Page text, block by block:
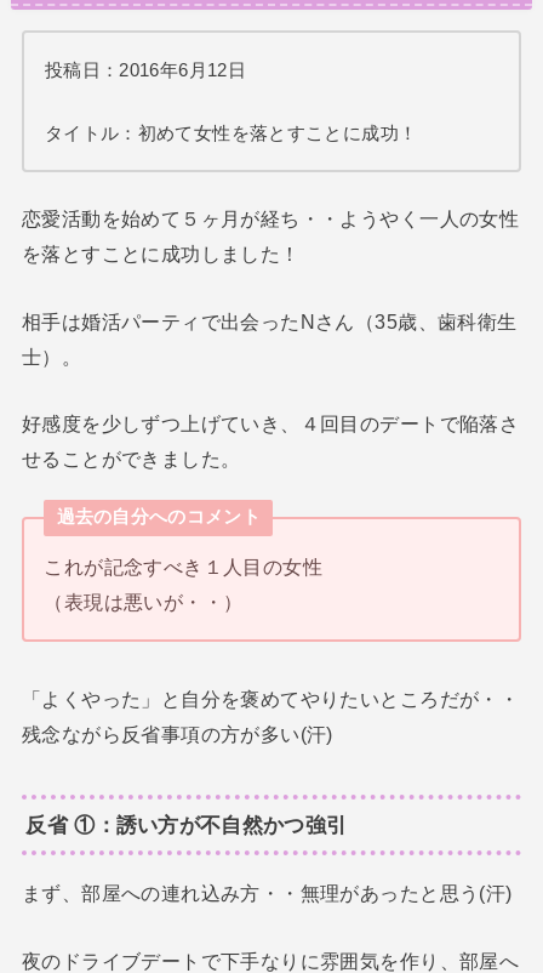
投稿日：2016年6月12日
タイトル：初めて女性を落とすことに成功！
恋愛活動を始めて５ヶ月が経ち・・ようやく一人の女性
を落とすことに成功しました！
相手は婚活パーティで出会ったNさん（35歳、歯科衛生
士）。
好感度を少しずつ上げていき、４回目のデートで陥落さ
せることができました。
過去の自分へのコメント
これが記念すべき１人目の女性
（表現は悪いが・・）
「よくやった」と自分を褒めてやりたいところだが・・
残念ながら反省事項の方が多い(汗)
反省 ①：誘い方が不自然かつ強引
まず、部屋への連れ込み方・・無理があったと思う(汗)
夜のドライブデートで下手なりに雰囲気を作り、部屋へ